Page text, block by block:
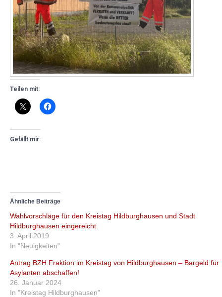
Teilen mit:
Gefällt mir:
Ähnliche Beiträge
Wahlvorschläge für den Kreistag Hildburghausen und Stadt
Hildburghausen eingereicht
3. April 2019
In "Neuigkeiten"
Antrag BZH Fraktion im Kreistag von Hildburghausen – Bargeld für
Asylanten abschaffen!
26. Januar 2024
In "Kreistag Hildburghausen"